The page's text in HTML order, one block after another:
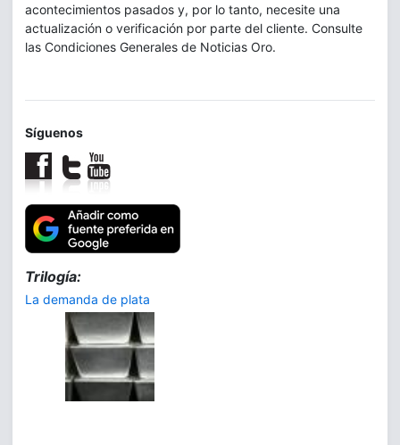
acontecimientos pasados y, por lo tanto, necesite una
actualización o verificación por parte del cliente. Consulte
las Condiciones Generales de Noticias Oro.
Síguenos
Trilogía:
La demanda de plata